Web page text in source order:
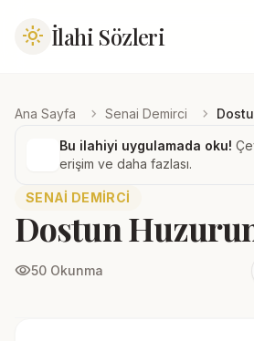
light_mode İlahi Sözleri
Ana Sayfa chevron_right Senai Demirci chevron_right
Bu ilahiyi uygulamada oku!
erişim ve daha fazlası.
SENAI DEMIRCI
Dostun
visibility50 Okunma